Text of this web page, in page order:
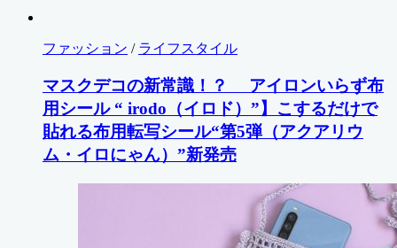
ファッション / ライフスタイル
マスクデコの新常識！？ アイロンいらず布
用シール “ irodo（イロド）”】こするだけで
貼れる布用転写シール“第5弾（アクアリウ
ム・イロにゃん）”新発売